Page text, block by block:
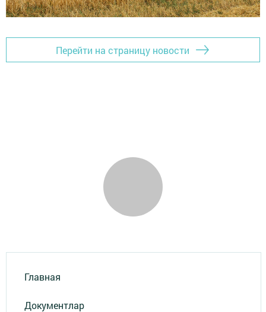
Перейти на страницу новости
Главная
Документлар